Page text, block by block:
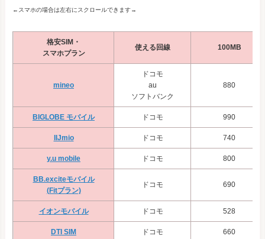
←スマホの場合は左右にスクロールできます→
格安SIM・
スマホプラン
使える回線 100MB
mineo
ドコモ
au
ソフトバンク
880
BIGLOBE モバイル ドコモ 990
IIJmio ドコモ 740
y.u mobile ドコモ 800
BB.exciteモバイル
(Fitプラン)
ドコモ 690
イオンモバイル ドコモ 528
DTI SIM ドコモ 660